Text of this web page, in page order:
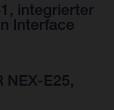
integrierter
Interface
NEX-E25,